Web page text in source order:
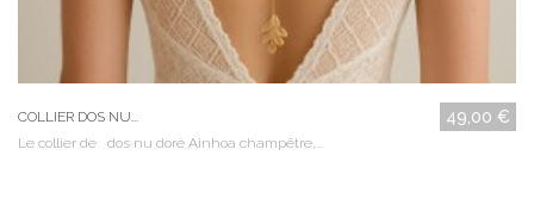
COLLIER DOS NU... 49,00 €
Le collier de dos nu doré Ainhoa champêtre,...